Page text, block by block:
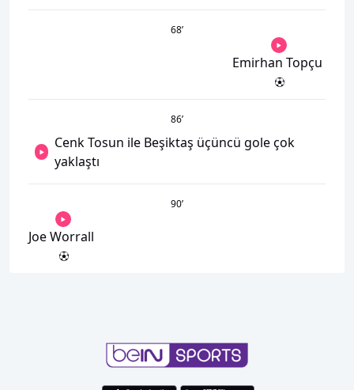
68’
Emirhan Topçu
86’
Cenk Tosun ile Beşiktaş üçüncü gole çok
yaklaştı
90’
Joe Worrall